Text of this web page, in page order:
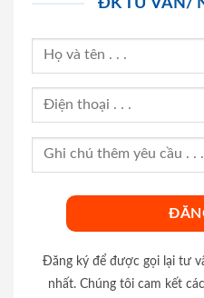
ĐK TƯ VẤN/
Đăng ký để được gọi lại tư
nhất. Chúng tôi cam kết